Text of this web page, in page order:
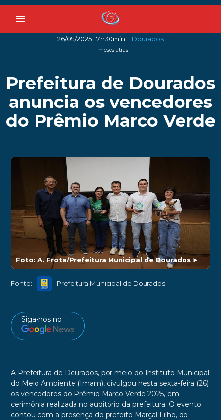
menu
26/09/2025 17h30min - Dourados
11 meses atrás
Prefeitura de Dourados
anuncia os vencedores
do Prêmio Marco Verde
Foto: A. Frota/Prefeitura Municipal de Dourados►
Fonte: Prefeitura Municipal de Dourados
Siga-nos no
A Prefeitura de Dourados, por meio do Instituto Municipal
do Meio Ambiente (Imam), divulgou nesta sexta-feira (26)
os vencedores do Prêmio Marco Verde 2025, em
cerimônia realizada no auditório da prefeitura. O evento
contou com a presença do prefeito Marçal Filho, do